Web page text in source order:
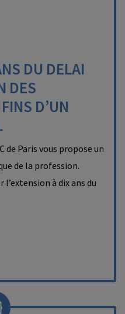
DU DELAI
DES
D’UN
de Paris vous propose un
de la profession.
l’extension à dix ans du